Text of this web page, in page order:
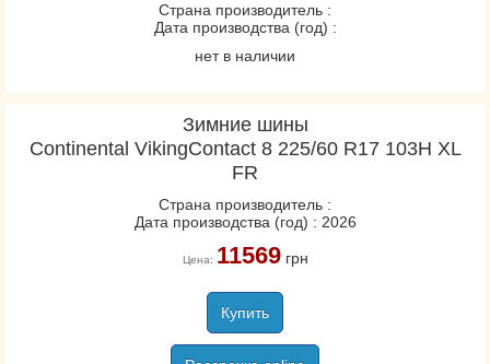
Страна производитель :
Дата производства (год) :
нет в наличии
Зимние шины
Continental VikingContact 8 225/60 R17 103H XL
FR
Страна производитель :
Дата производства (год) : 2026
Цена: 11569грн
Купить